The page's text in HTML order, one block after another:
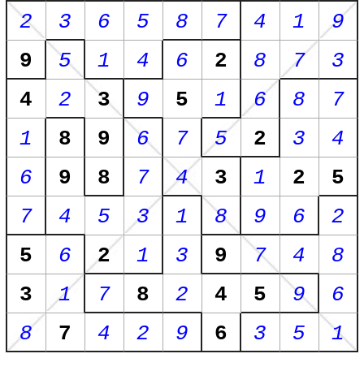
2 3 6 5 8 7 4 1
9
9
5 1 4 6 2 8 7
3
4
2 3 9 5 1 6 8
7
1
8 9 6 7 5 2 3
4
6
9 8 7 4 3 1 2
5
7
4 5 3 1 8 9 6
2
5
6 2 1 3 9 7 4
8
3
1 7 8 2 4 5 9
6
8
7 4 2 9 6 3 5 1